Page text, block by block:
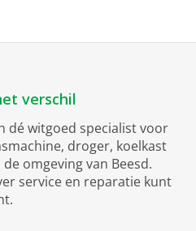
verschil
dé witgoed specialist voor
droger, koelkast
omgeving van Beesd.
service en reparatie kunt